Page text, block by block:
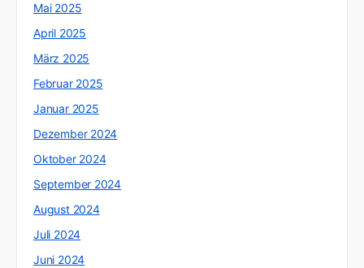
Mai 2025
April 2025
März 2025
Februar 2025
Januar 2025
Dezember 2024
Oktober 2024
September 2024
August 2024
Juli 2024
Juni 2024